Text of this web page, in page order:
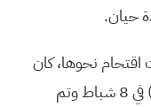
حيان.
اقتحام نحوها، كان
آخرها وأعنفها (حتى تاريخ كتابة الورقة) في 8 شباط وتم